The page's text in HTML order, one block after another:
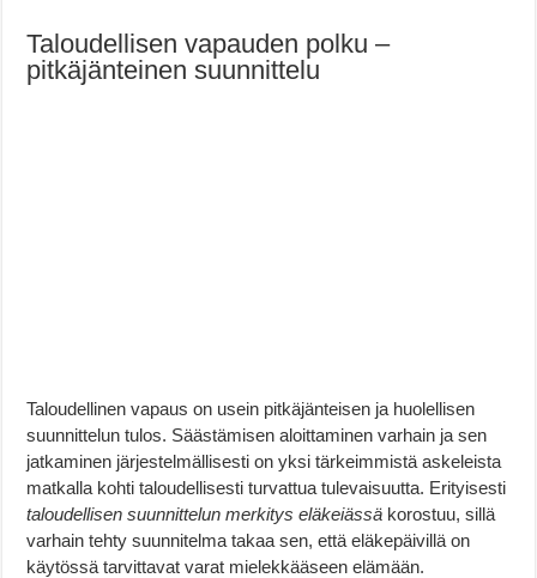
Taloudellisen vapauden polku –
pitkäjänteinen suunnittelu
Taloudellinen vapaus on usein pitkäjänteisen ja huolellisen
suunnittelun tulos. Säästämisen aloittaminen varhain ja sen
jatkaminen järjestelmällisesti on yksi tärkeimmistä askeleista
matkalla kohti taloudellisesti turvattua tulevaisuutta. Erityisesti
taloudellisen suunnittelun merkitys eläkeiässä korostuu, sillä
varhain tehty suunnitelma takaa sen, että eläkepäivillä on
käytössä tarvittavat varat mielekkääseen elämään.